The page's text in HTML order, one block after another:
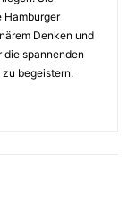
Hamburger
Denken und
die spannenden
begeistern.